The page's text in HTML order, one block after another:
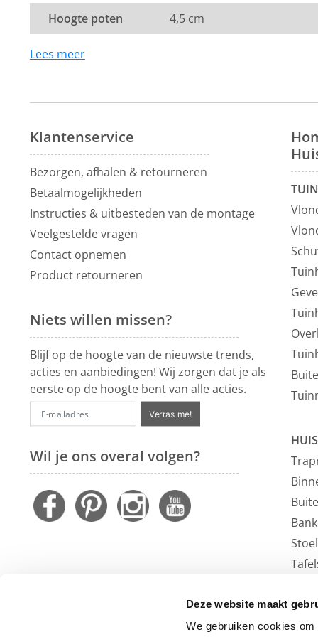
Deze website maakt
We gebruiken cookies
Hoogte poten
4,5 cm
Lees meer
Klantenservice
Bezorgen, afhalen & retourneren
Betaalmogelijkheden
Instructies & uitbesteden van de montage
Veelgestelde vragen
Contact opnemen
Product retourneren
Niets willen missen?
Blijf op de hoogte van de nieuwste trends,
acties en aanbiedingen! Wij zorgen dat je als
eerste op de hoogte bent van alle acties.
Verras me!
Wil je ons overal volgen?
TUIN
HUIS